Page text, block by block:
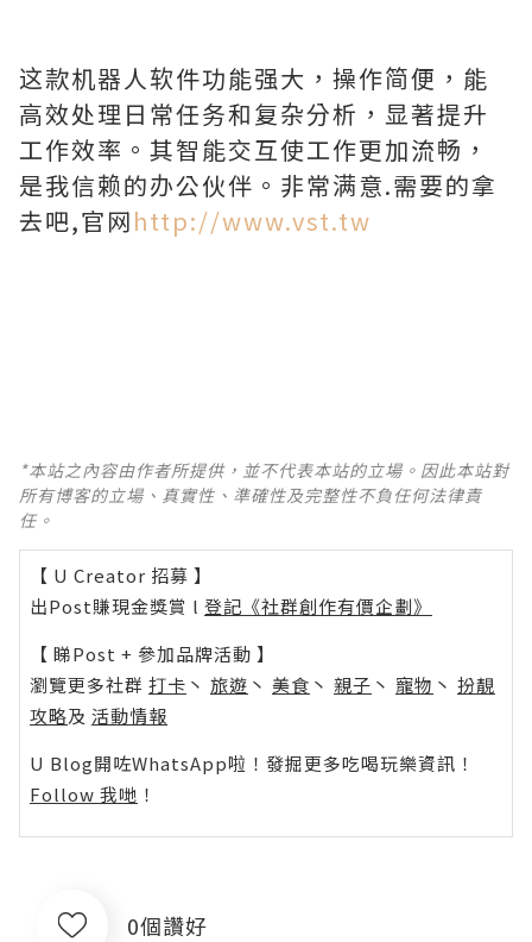
这款机器人软件功能强大，操作简便，能
高效处理日常任务和复杂分析，显著提升
工作效率。其智能交互使工作更加流畅，
是我信赖的办公伙伴。非常满意.需要的拿
去吧,官网http://www.vst.tw
*本站之內容由作者所提供，並不代表本站的立場。因此本站對
所有博客的立場、真實性、準確性及完整性不負任何法律責
任。
【 U Creator 招募 】
出Post賺現金獎賞 l 登記《社群創作有價企劃》
【 睇Post + 參加品牌活動 】
瀏覽更多社群 打卡 丶 旅遊 丶 美食 丶 親子 丶 寵物 丶 扮靚
攻略及 活動情報
U Blog開咗WhatsApp啦！發掘更多吃喝玩樂資訊！
Follow 我哋 ！
0個讚好